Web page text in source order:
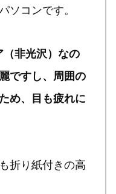
ソコンです。
非光沢）なの
ですし、周囲の
め、目も疲れに
折り紙付きの高